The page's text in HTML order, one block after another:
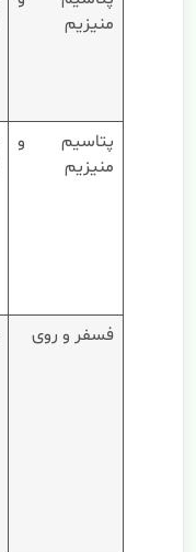
منیزیم
پتاسیم و
منیزیم
فسفر و روی